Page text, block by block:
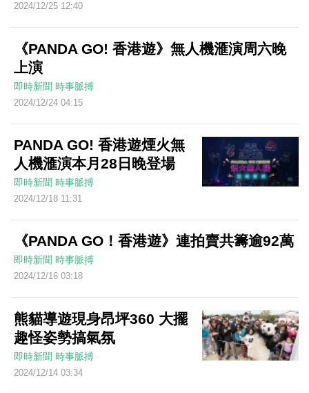
2024/12/25 12:40
《PANDA GO! 香港遊》無人機滙演周六晚
上演
即時新聞 時事脈搏
2024/12/24 04:15
PANDA GO! 香港遊煙火無
人機滙演本月28日晚登場
即時新聞 時事脈搏
2024/12/18 11:31
《PANDA GO！香港遊》連拍賣共籌逾92萬
即時新聞 時事脈搏
2024/12/16 03:18
熊貓導遊現身昂坪360 大擺
趣怪姿勢搞氣氛
即時新聞 時事脈搏
2024/12/14 03:34